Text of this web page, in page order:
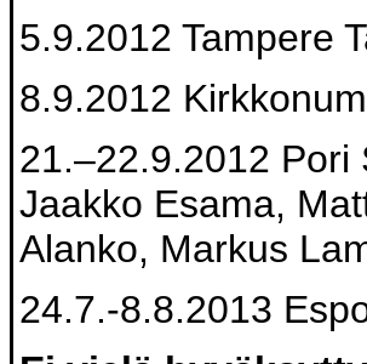
5.9.2012 Tampere
8.9.2012
21.–22.9.2012 Pori
Jaakko Esama,
Alanko, Markus
24.7.-8.8.2013